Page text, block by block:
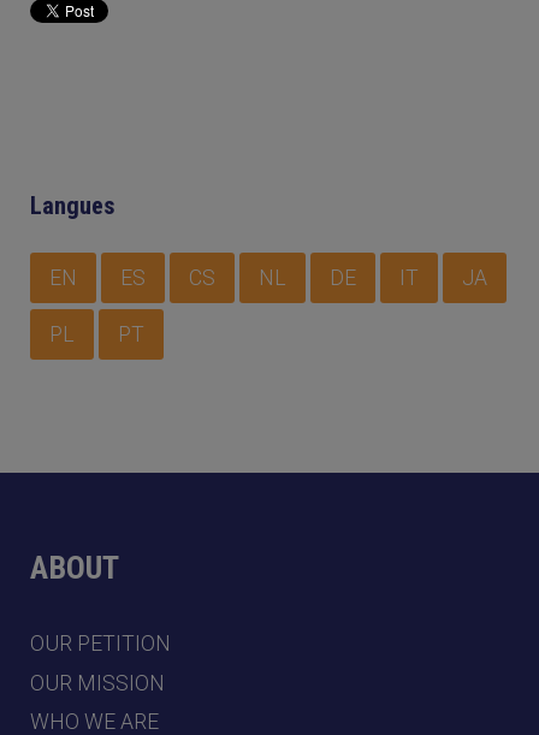
Langues
EN ES CS NL DE IT JA
PL PT
ABOUT
OUR PETITION
OUR MISSION
WHO WE ARE